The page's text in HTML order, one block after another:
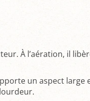
À l’aération, il
un aspect large